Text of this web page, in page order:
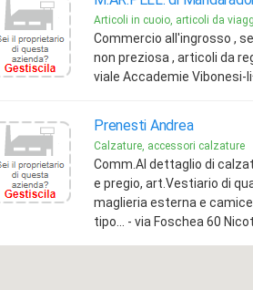
Articoli in cuoio, articoli da
Commercio all'ingrosso ,
non preziosa , articoli da
viale Accademie Vibonesi-
Prenesti Andrea
Calzature, accessori calzature
Comm.Al dettaglio di
e pregio, art.Vestiario di
maglieria esterna e
tipo... - via Foschea 60